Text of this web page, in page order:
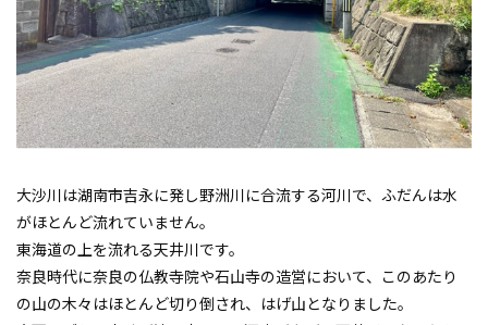
大沙川は湖南市吉永に発し野洲川に合流する河川で、ふだんは水
がほとんど流れていません。
東海道の上を流れる天井川です。
奈良時代に奈良の仏教寺院や石山寺の造営において、このあたり
の山の木々はほとんど切り倒され、はげ山となりました。